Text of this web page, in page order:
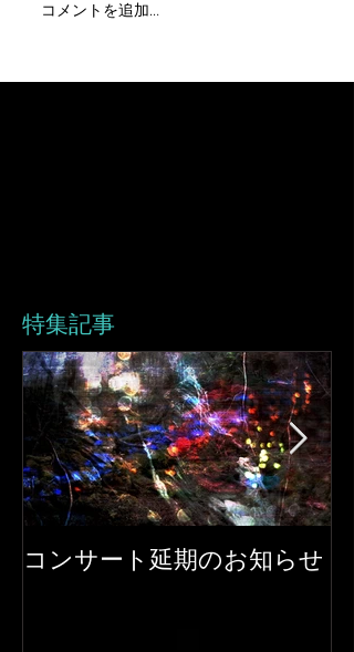
コメントを追加…
特集記事
コンサート延期のお知らせ